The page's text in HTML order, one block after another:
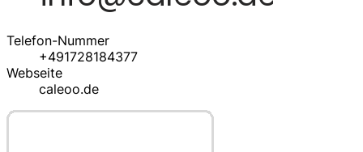
Telefon-Nummer
+491728184377
Webseite
caleoo.de